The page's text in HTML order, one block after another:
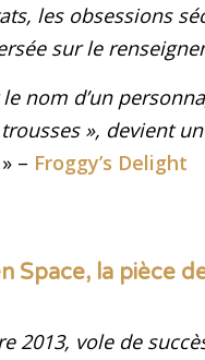
les obsessions
sur le
nom d’un
», devient
» – Froggy’s Delight
Space, la pièce
2013, vole de